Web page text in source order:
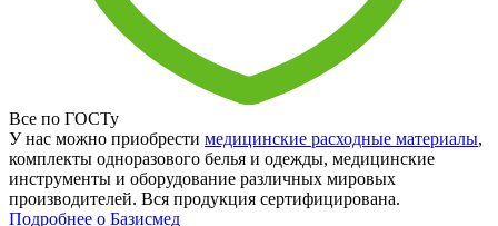
Все по ГОСТу
У нас можно приобрести медицинские расходные материалы,
комплекты одноразового белья и одежды, медицинские
инструменты и оборудование различных мировых
производителей. Вся продукция сертифицирована.
Подробнее о Базисмед